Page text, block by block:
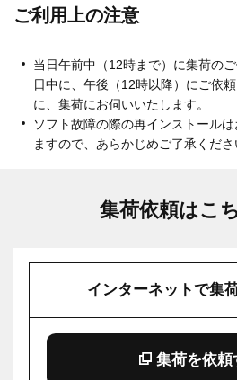
ご利用上の注意
当日午前中（12時まで）に集荷の
日中に、午後（12時以降）にご依
に、集荷にお伺いいたします。
ソフト故障の際の再インストール
ますので、あらかじめご了承くださ
集荷依頼はこ
インターネットで集
集荷を依頼